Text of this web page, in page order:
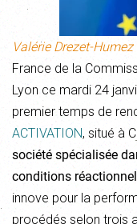
Valérie Drezet-Humez
France de la
Lyon ce mardi 24
premier temps de
ACTIVATION, situé à
société spécialisée
conditions
innove pour la
procédés selon trois